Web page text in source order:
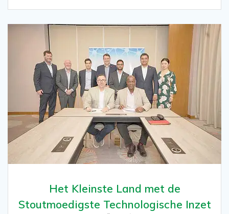
Het Kleinste Land met de
Stoutmoedigste Technologische Inzet